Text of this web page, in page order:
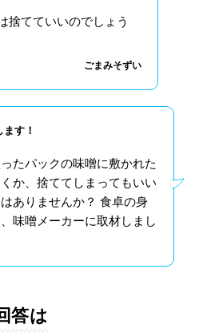
捨てていいのでしょう
ごまみそずい
す！
たパックの味噌に敷かれた
か、捨ててしまってもいい
ありませんか？ 食卓の身
味噌メーカーに取材しまし
答は